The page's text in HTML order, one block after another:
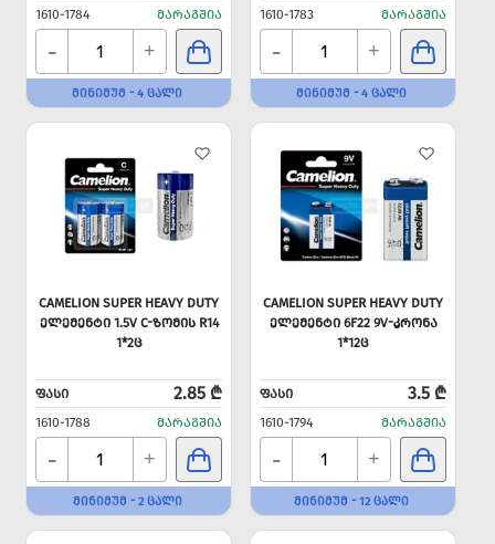
1610-1784 ᲛᲐᲠᲐᲒᲨᲘᲐ
- +
ᲛᲘᲜᲘᲛᲣᲛ - 4 ᲪᲐᲚᲘ
1610-1783 ᲛᲐᲠᲐᲒᲨᲘᲐ
- +
ᲛᲘᲜᲘᲛᲣᲛ - 4 ᲪᲐᲚᲘ
CAMELION SUPER HEAVY DUTY
ᲔᲚᲔᲛᲔᲜᲢᲘ 1.5V C-ᲖᲝᲛᲘᲡ R14
1*2Ც
ᲤᲐᲡᲘ 2.85 ₾
1610-1788 ᲛᲐᲠᲐᲒᲨᲘᲐ
- +
ᲛᲘᲜᲘᲛᲣᲛ - 2 ᲪᲐᲚᲘ
CAMELION SUPER HEAVY DUTY
ᲔᲚᲔᲛᲔᲜᲢᲘ 6F22 9V-ᲙᲠᲝᲜᲐ
1*12Ც
ᲤᲐᲡᲘ 3.5 ₾
1610-1794 ᲛᲐᲠᲐᲒᲨᲘᲐ
- +
ᲛᲘᲜᲘᲛᲣᲛ - 12 ᲪᲐᲚᲘ